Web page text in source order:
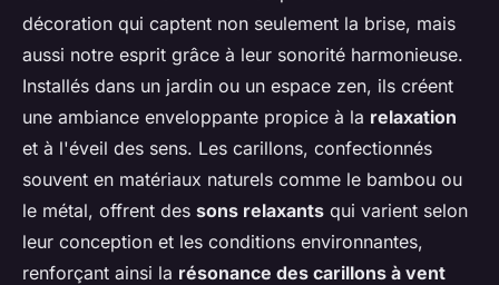
décoration qui captent non seulement la brise, mais
aussi notre esprit grâce à leur sonorité harmonieuse.
Installés dans un jardin ou un espace zen, ils créent
une ambiance enveloppante propice à la relaxation
et à l'éveil des sens. Les carillons, confectionnés
souvent en matériaux naturels comme le bambou ou
le métal, offrent des sons relaxants qui varient selon
leur conception et les conditions environnantes,
renforçant ainsi la résonance des carillons à vent